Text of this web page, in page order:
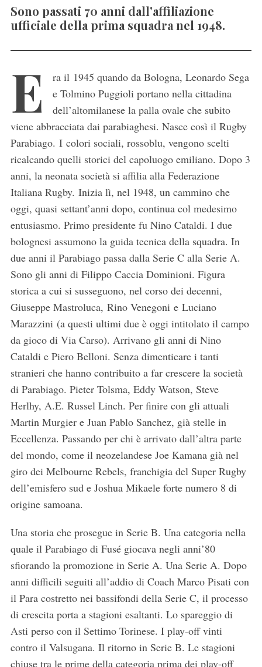
Sono passati 70 anni dall'affiliazione
ufficiale della prima squadra nel 1948.
E
ra il 1945 quando da Bologna, Leonardo Sega
e Tolmino Puggioli portano nella cittadina
dell’altomilanese la palla ovale che subito
viene abbracciata dai parabiaghesi. Nasce così il Rugby
Parabiago. I colori sociali, rossoblu, vengono scelti
ricalcando quelli storici del capoluogo emiliano. Dopo 3
anni, la neonata società si affilia alla Federazione
Italiana Rugby. Inizia lì, nel 1948, un cammino che
oggi, quasi settant’anni dopo, continua col medesimo
entusiasmo. Primo presidente fu Nino Cataldi. I due
bolognesi assumono la guida tecnica della squadra. In
due anni il Parabiago passa dalla Serie C alla Serie A.
Sono gli anni di Filippo Caccia Dominioni. Figura
storica a cui si susseguono, nel corso dei decenni,
Giuseppe Mastroluca, Rino Venegoni e Luciano
Marazzini (a questi ultimi due è oggi intitolato il campo
da gioco di Via Carso). Arrivano gli anni di Nino
Cataldi e Piero Belloni. Senza dimenticare i tanti
stranieri che hanno contribuito a far crescere la società
di Parabiago. Pieter Tolsma, Eddy Watson, Steve
Herlhy, A.E. Russel Linch. Per finire con gli attuali
Martin Murgier e Juan Pablo Sanchez, già stelle in
Eccellenza. Passando per chi è arrivato dall’altra parte
del mondo, come il neozelandese Joe Kamana già nel
giro dei Melbourne Rebels, franchigia del Super Rugby
dell’emisfero sud e Joshua Mikaele forte numero 8 di
origine samoana.
Una storia che prosegue in Serie B. Una categoria nella
quale il Parabiago di Fusé giocava negli anni’80
sfiorando la promozione in Serie A. Una Serie A. Dopo
anni difficili seguiti all’addio di Coach Marco Pisati con
il Para costretto nei bassifondi della Serie C, il processo
di crescita porta a stagioni esaltanti. Lo spareggio di
Asti perso con il Settimo Torinese. I play-off vinti
contro il Valsugana. Il ritorno in Serie B. Le stagioni
chiuse tra le prime della categoria prima dei play-off